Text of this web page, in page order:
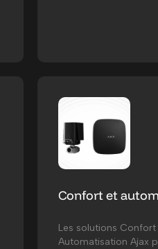
Confort et
Les solutions Confort
Automatisation Ajax